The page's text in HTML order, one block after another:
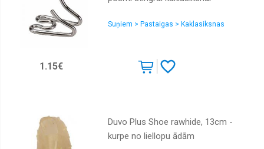
Suņiem > Pastaigas > Kaklasiksnas
1.15€
Duvo Plus Shoe rawhide, 13cm -
kurpe no liellopu ādām